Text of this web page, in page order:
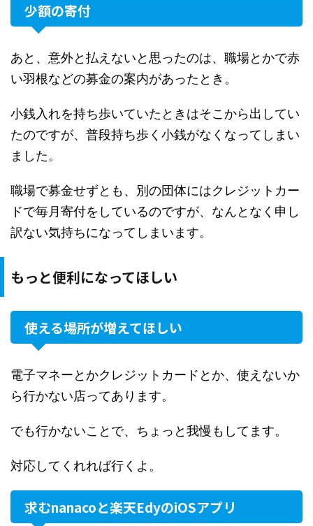
少額の寄付
あと、意外と払えないと思ったのは、職場とかで赤
い羽根などの募金の案内があったとき。
小銭入れを持ち歩いていたときはそこから出してい
たのですが、普段持ち歩く小銭がなくなってしまい
ました。
職場で募金せずとも、別の団体にはクレジットカー
ドで毎月寄付をしているのですが、なんとなく申し
訳ない気持ちになってしまいます。
もっと便利になってほしい
使える場所が増えてほしい
電子マネーとかクレジットカードとか、使えないか
ら行かない店ってあります。
でも行かないことで、ちょっと我慢もしてます。
対応してくれれば行くよ。
求むnanacoと楽天EdyのiOSアプリ